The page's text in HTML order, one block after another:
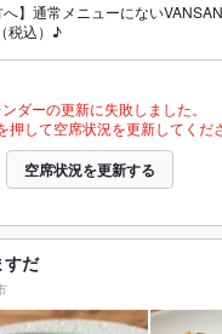
へ】通常メニューにない
税込）♪
ダーの更新に失敗しました。
押して空席状況を更新してくだ
空席状況を更新する
すだ